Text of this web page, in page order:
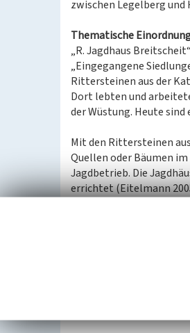
zwischen Legelberg und
Thematische
„R. Jagdhaus
„Eingegangene
Rittersteinen aus der
Dort lebten und
der Wüstung. Heute
Mit den Rittersteinen
Quellen oder Bäumen
Jagdbetrieb. Die
errichtet (Eitelmann
Das Jagdhaus
Jäger errichtet (Jäger
Später wurde das
Wohnsitz, bevor es
Nibelungenhaus von